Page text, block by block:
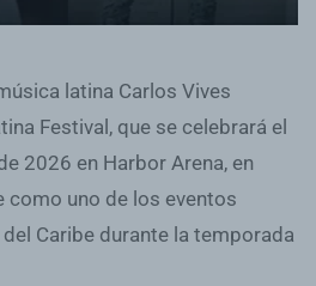
latina Carlos Vives
Festival, que se celebrará el
2026 en Harbor Arena, en
como uno de los eventos
Caribe durante la temporada